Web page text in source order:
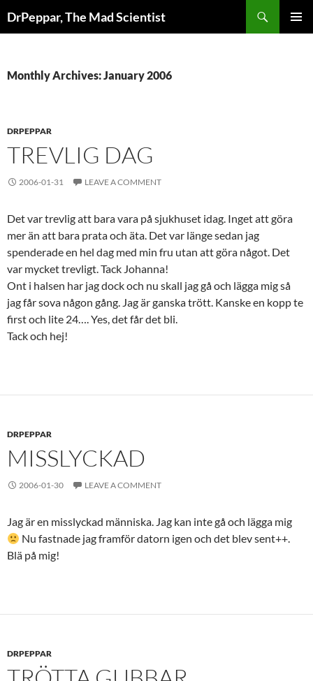
toDrPeppar, The Mad Scientist
Monthly Archives: January 2006
DRPEPPAR
TREVLIG DAG
2006-01-31 LEAVE A COMMENT
Det var trevlig att bara vara på sjukhuset idag. Inget att göra
mer än att bara prata och äta. Det var länge sedan jag
spenderade en hel dag med min fru utan att göra något. Det
var mycket trevligt. Tack Johanna!
Ont i halsen har jag dock och nu skall jag gå och lägga mig så
jag får sova någon gång. Jag är ganska trött. Kanske en kopp te
first och lite 24…. Yes, det får det bli.
Tack och hej!
DRPEPPAR
MISSLYCKAD
2006-01-30 LEAVE A COMMENT
Jag är en misslyckad människa. Jag kan inte gå och lägga mig
Nu fastnade jag framför datorn igen och det blev sent++.
Blä på mig!
DRPEPPAR